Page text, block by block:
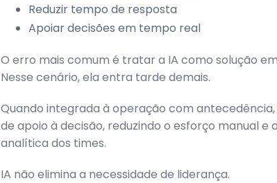
Reduzir tempo de resposta
Apoiar decisões em tempo real
O erro mais comum é tratar a IA como solução
Nesse cenário, ela entra tarde demais.
Quando integrada à operação com
de apoio à decisão, reduzindo o esforço manual e
analítica dos times.
IA não elimina a necessidade de liderança.